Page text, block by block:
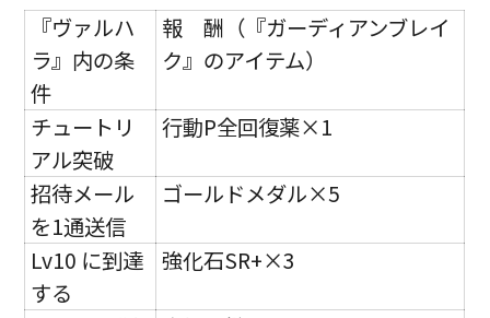
『ヴァルハ
ラ』内の条
件
報 酬（『ガーディアンブレイ
ク』のアイテム）
チュートリ
アル突破
行動P全回復薬×1
招待メール
を1通送信
ゴールドメダル×5
Lv10 に到達
する
強化石SR+×3